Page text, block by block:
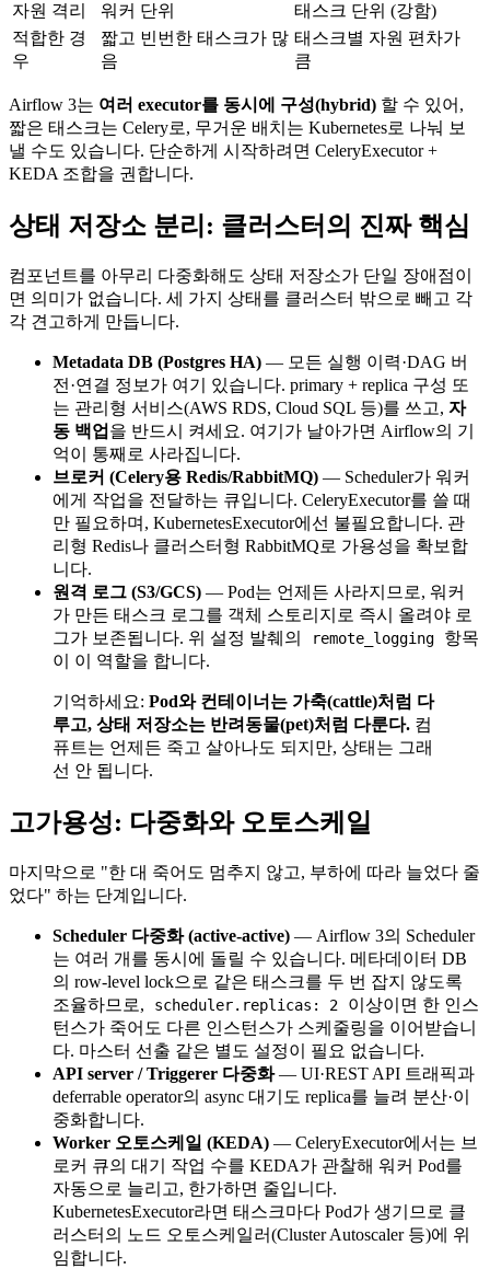
자원 격리
워커 단위
태스크 단위 (강함)
적합한 경
우
짧고 빈번한 태스크가 많
음
태스크별 자원 편차가
큼
Airflow 3는 여러 executor를 동시에 구성(hybrid) 할 수 있어,
짧은 태스크는 Celery로, 무거운 배치는 Kubernetes로 나눠 보
낼 수도 있습니다. 단순하게 시작하려면 CeleryExecutor +
KEDA 조합을 권합니다.
상태 저장소 분리: 클러스터의 진짜 핵심
컴포넌트를 아무리 다중화해도 상태 저장소가 단일 장애점이
면 의미가 없습니다. 세 가지 상태를 클러스터 밖으로 빼고 각
각 견고하게 만듭니다.
Metadata DB (Postgres HA) — 모든 실행 이력·DAG 버
전·연결 정보가 여기 있습니다. primary + replica 구성 또
는 관리형 서비스(AWS RDS, Cloud SQL 등)를 쓰고, 자
동 백업 을 반드시 켜세요. 여기가 날아가면 Airflow의 기
억이 통째로 사라집니다.
브로커 (Celery용 Redis/RabbitMQ) — Scheduler가 워커
에게 작업을 전달하는 큐입니다. CeleryExecutor를 쓸 때
만 필요하며, KubernetesExecutor에선 불필요합니다. 관
리형 Redis나 클러스터형 RabbitMQ로 가용성을 확보합
니다.
원격 로그 (S3/GCS) — Pod는 언제든 사라지므로, 워커
가 만든 태스크 로그를 객체 스토리지로 즉시 올려야 로
그가 보존됩니다. 위 설정 발췌의
remote_logging
항목
이 이 역할을 합니다.
기억하세요: Pod와 컨테이너는 가축(cattle)처럼 다
루고, 상태 저장소는 반려동물(pet)처럼 다룬다. 컴
퓨트는 언제든 죽고 살아나도 되지만, 상태는 그래
선 안 됩니다.
고가용성: 다중화와 오토스케일
마지막으로 "한 대 죽어도 멈추지 않고, 부하에 따라 늘었다 줄
었다" 하는 단계입니다.
Scheduler 다중화 (active-active) — Airflow 3의 Scheduler
는 여러 개를 동시에 돌릴 수 있습니다. 메타데이터 DB
의 row-level lock으로 같은 태스크를 두 번 잡지 않도록
조율하므로,
scheduler.replicas: 2
이상이면 한 인스
턴스가 죽어도 다른 인스턴스가 스케줄링을 이어받습니
다. 마스터 선출 같은 별도 설정이 필요 없습니다.
API server / Triggerer 다중화— UI·REST API 트래픽과
deferrable operator의 async 대기도 replica를 늘려 분산·이
중화합니다.
Worker 오토스케일 (KEDA) — CeleryExecutor에서는 브
로커 큐의 대기 작업 수를 KEDA가 관찰해 워커 Pod를
자동으로 늘리고, 한가하면 줄입니다.
KubernetesExecutor라면 태스크마다 Pod가 생기므로 클
러스터의 노드 오토스케일러(Cluster Autoscaler 등)에 위
임합니다.